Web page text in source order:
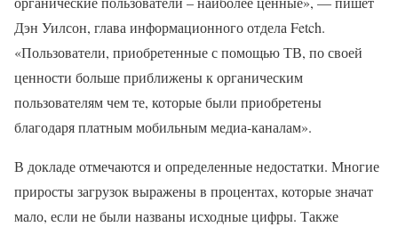
Дэн Уилсон, глава информационного отдела Fetch.
«Пользователи, приобретенные с помощью ТВ, по своей
ценности больше приближены к органическим
пользователям чем те, которые были приобретены
благодаря платным мобильным медиа-каналам».
В докладе отмечаются и определенные недостатки. Многие
приросты загрузок выражены в процентах, которые значат
мало, если не были названы исходные цифры. Также